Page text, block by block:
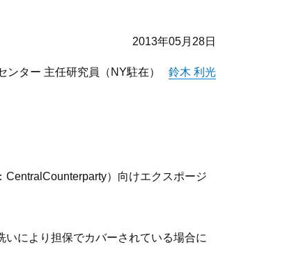
2013年05月28日
ンター 主任研究員（NY駐在） 鈴木 利光
）向けエクスポージ
により担保でカバーされている場合に